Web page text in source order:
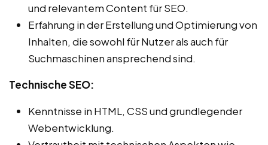
und relevantem Content für SEO.
Erfahrung in der Erstellung und Optimierung von
Inhalten, die sowohl für Nutzer als auch für
Suchmaschinen ansprechend sind.
Technische SEO:
Kenntnisse in HTML, CSS und grundlegender
Webentwicklung.